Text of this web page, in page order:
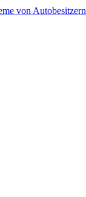
von Autobesitzern